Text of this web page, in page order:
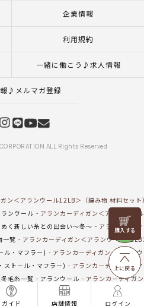
ガイド 店舗情報 ログイン
リリヤン
フェア
上に戻る
企業情報
利用規約
一緒に働こう♪求人情報
♪メルマガ登録
ALL Rights Reserved
ン＜アランウール12LB＞（編み物 材料セット
ランウール
アランカーディガン＜アランウー
く新しい糸との出会い～冬～
アランカーデ
一覧
アランカーディガン＜アランウール
ル・マフラー)
アランカーディガン＜アラン
ストール・マフラー)
アランカーディガン＜
毛糸一覧 アランウール
アランカーディガ
8月号掲載商品
【ご予約】8月25日（火）発